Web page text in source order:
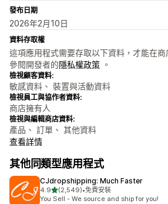
發布日期
2026年2月10日
資料存取權
這項應用程式需要存取以下資料，才能在
參閱開發者的隱私權政策 。
檢視顧客資料:
敏感資料、 裝置與活動資料
檢視員工與協作者資料:
商店擁有人
檢視與編輯商店資料:
產品、 訂單、 其他資料
查看詳情
其他同類型應用程式
CJdropshipping: Much Faster
4.9滿分 5 顆星
(2,549)
共有 2549 則評價
•免費安裝
You Sell - We source and ship for you!